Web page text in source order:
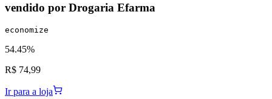
vendido por Drogaria Efarma
economize
54.45%
R$ 74,99
Ir para a loja